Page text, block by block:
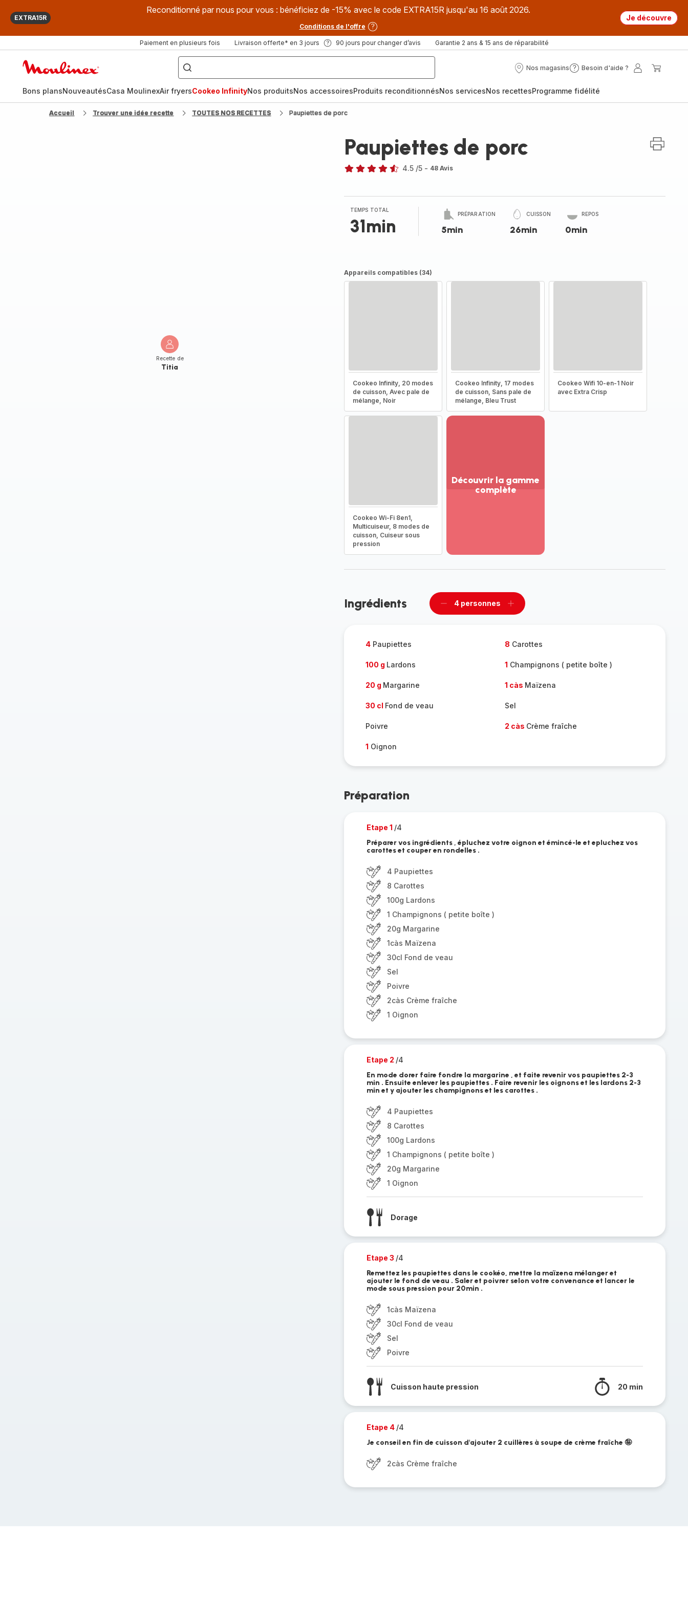
EXTRA15R
Reconditionné par nous pour vous : bénéficiez de -15% avec le code EXTRA15R jusqu'au 16 août 2026.
Conditions de l'offre
Je découvre
Paiement en plusieurs fois Livraison offerte* en 3 jours 90 jours pour changer d’avis Garantie 2 ans & 15 ans de réparabilité
["Que
recherchez-
vous
?",
fryer",
"Companion"]
Nos magasins
Nos
Besoin d'aide ?
Besoin
?
Mon
Bons plansNouveautésCasa MoulinexAir fryersCookeo InfinityNos produitsNos accessoiresProduits reconditionnésNos servicesNos recettesProgramme fidélité
Accueil Trouver une idée recette TOUTES NOS RECETTES Paupiettes de porc
Recette de
Titia
Paupiettes de porc
4.5 /5 - 48 Avis
TEMPS TOTAL
31min
PRÉPARATION
5min
CUISSON
26min
REPOS
0min
Appareils compatibles (34)
Cookeo Infinity, 20 modes
de cuisson, Avec pale de
mélange, Noir
Cookeo Infinity, 17 modes
de cuisson, Sans pale de
mélange, Bleu Trust
Cookeo Wifi 10-en-1 Noir
avec Extra Crisp
Cookeo Wi-Fi 8en1,
Multicuiseur, 8 modes de
cuisson, Cuiseur sous
pression
Découvrir la gamme
complète
-
Ingrédients
Supprimer
4 personnes
Ajouter
4Paupiettes 8 Carottes
100 g Lardons 1 Champignons ( petite boîte )
20 g Margarine 1 càs Maïzena
30 cl Fond de veau Sel
Poivre 2 càs Crème fraîche
1 Oignon
Préparation
Etape 1 /4
Préparer vos ingrédients , épluchez votre oignon et émincé-le et epluchez vos
carottes et couper en rondelles .
4 Paupiettes
8 Carottes
100g Lardons
1 Champignons ( petite boîte )
20g Margarine
1càs Maïzena
30cl Fond de veau
Sel
Poivre
2càs Crème fraîche
1 Oignon
Etape 2 /4
En mode dorer faire fondre la margarine , et faite revenir vos paupiettes 2-3
min . Ensuite enlever les paupiettes . Faire revenir les oignons et les lardons 2-3
min et y ajouter les champignons et les carottes .
4 Paupiettes
8 Carottes
100g Lardons
1 Champignons ( petite boîte )
20g Margarine
1 Oignon
Dorage
Etape 3 /4
Remettez les paupiettes dans le cookéo, mettre la maïzena mélanger et
ajouter le fond de veau . Saler et poivrer selon votre convenance et lancer le
mode sous pression pour 20min .
1càs Maïzena
30cl Fond de veau
Sel
Poivre
Cuisson haute pression 20 min
Etape 4 /4
Je conseil en fin de cuisson d'ajouter 2 cuillères à soupe de crème fraîche 🤪
2càs Crème fraîche